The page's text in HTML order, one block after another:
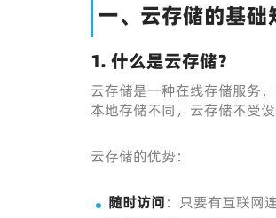
一、云存储的基础
1. 什么是云存储？
云存储是一种在线存储服务
本地存储不同，云存储不受
云存储的优势：
随时访问：只要有互联网